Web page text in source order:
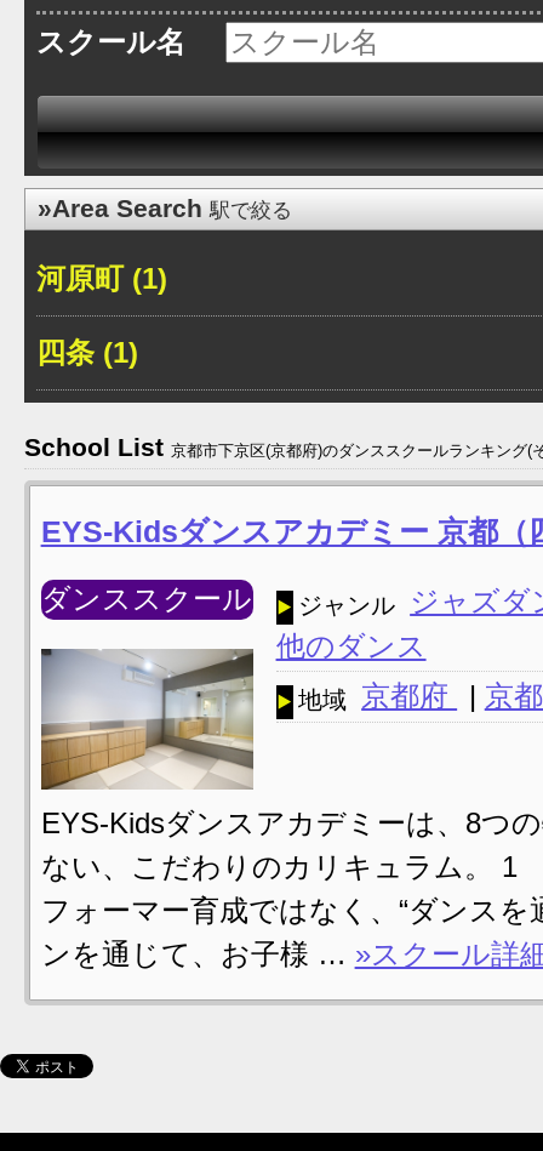
スクール名
»Area Search駅で絞る
河原町 (1)
四条 (1)
School List 京都市下京区(京都府)のダンススクールランキング(
EYS-Kidsダンスアカデミー 京都（
ダンススクール ジャンル
ジャズ
他のダンス
地域 京都府 | 京
EYS-Kidsダンスアカデミーは、8つ
ない、こだわりのカリキュラム。 1
フォーマー育成ではなく、“ダンス
ンを通じて、お子様 … »スクール詳